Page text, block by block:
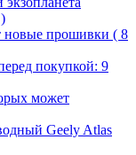
новые прошивки ( 8
покупкой: 9
может
Geely Atlas